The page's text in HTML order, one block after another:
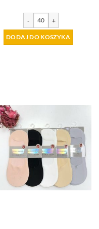
- +
DODAJ DO KOSZYKA